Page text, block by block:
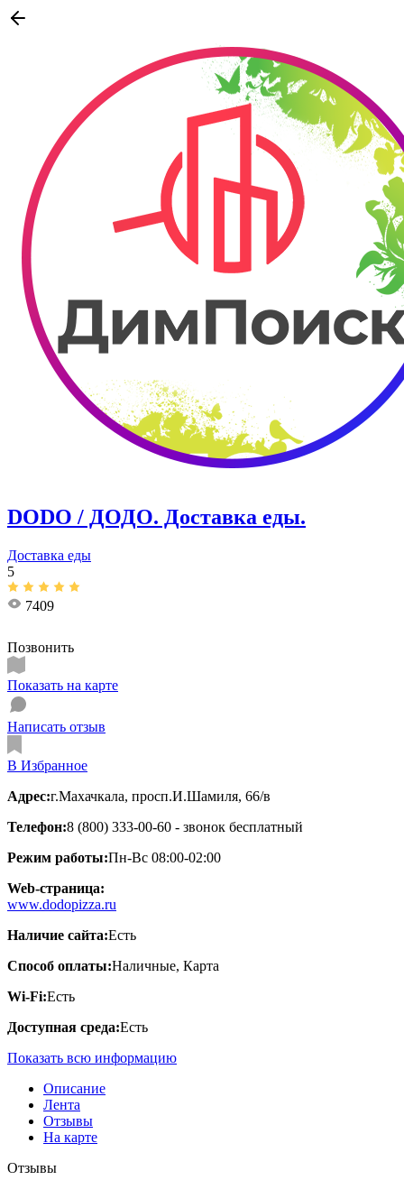
DODO / ДОДО. Доставка еды.
Доставка еды
5
7409
Позвонить
Показать на карте
Написать отзыв
В Избранное
Адрес:г.Махачкала, просп.И.Шамиля, 66/в
Телефон:8 (800) 333-00-60 - звонок бесплатный
Режим работы:Пн-Вс 08:00-02:00
Web-страница:
www.dodopizza.ru
Наличие сайта:Есть
Способ оплаты:Наличные, Карта
Wi-Fi:Есть
Доступная среда:Есть
Показать всю информацию
Описание
Лента
Отзывы
На карте
Отзывы